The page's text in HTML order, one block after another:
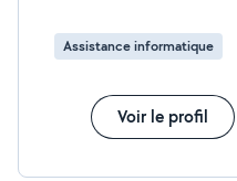
Assistance informatique
Voir le profil